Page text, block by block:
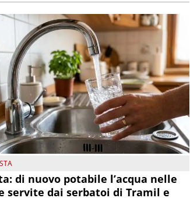
di nuovo potabile l’acqua nelle
servite dai serbatoi di Tramil e